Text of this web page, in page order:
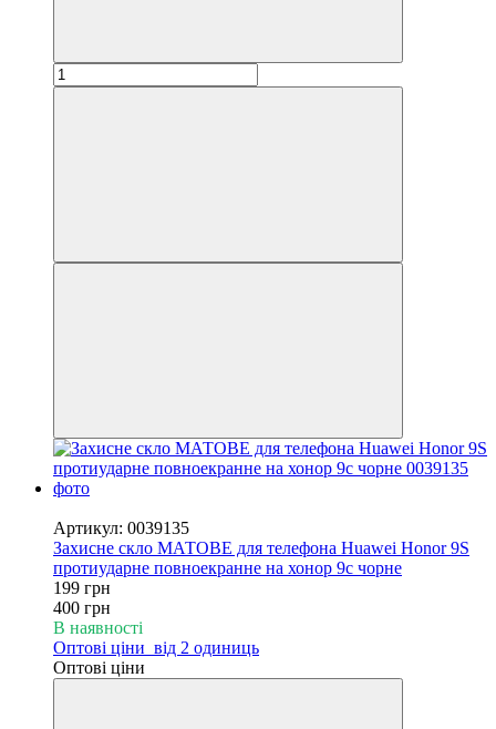
Артикул: 0039135
Захисне скло МАТОВЕ для телефона Huawei Honor 9S
протиударне повноекранне на хонор 9с чорне
199 грн
400 грн
В наявності
Оптові ціни від 2 одиниць
Оптові ціни